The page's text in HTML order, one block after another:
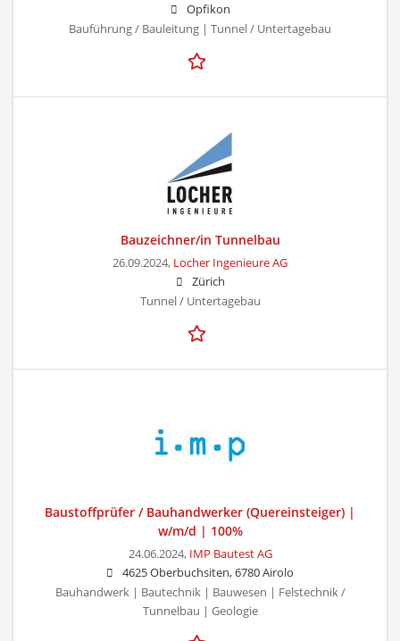
Opfikon
Bauführung / Bauleitung | Tunnel / Untertagebau
Bauzeichner/in Tunnelbau
26.09.2024, Locher Ingenieure AG
Zürich
Tunnel / Untertagebau
Baustoffprüfer / Bauhandwerker (Quereinsteiger) |
w/m/d | 100%
24.06.2024, IMP Bautest AG
4625 Oberbuchsiten, 6780 Airolo
Bauhandwerk | Bautechnik | Bauwesen | Felstechnik /
Tunnelbau | Geologie